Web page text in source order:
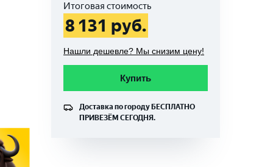
Итоговая стоимость
8 131 руб.
Нашли дешевле? Мы снизим цену!
Купить
Доставка по городу БЕСПЛАТНО
ПРИВЕЗЁМ СЕГОДНЯ.